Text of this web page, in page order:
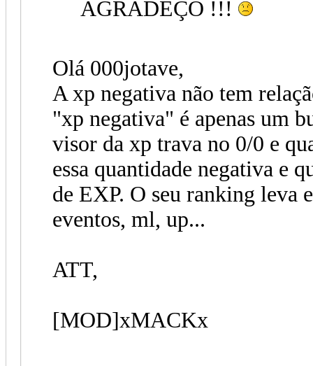
AGRADEÇO !!!
Olá 000jotave,
A xp negativa não tem
"xp negativa" é apenas um
visor da xp trava no 0/0 e
essa quantidade negativa e
de EXP. O seu ranking leva
eventos, ml, up...
ATT,
[MOD]xMACKx